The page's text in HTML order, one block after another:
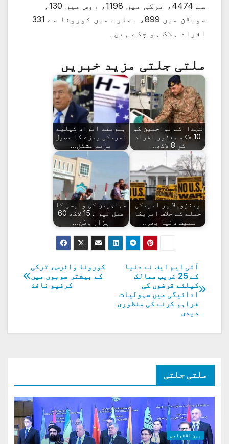
سے 4474، ترکی میں 1198، روس میں 130،
سویڈن میں 899، بھارت میں کورونا سے 331
افراد ہلاک ہو چکے ہیں۔
ملتی جلتی مزید خبریں
شہدا کے لواحقین کو
10 لاکھ معذور افراد
کو 8 لاکھ…
ہنرمند افراد کیلیے
امریکی ویزے کا حصول
مزید مشکل…
وینزویلا پر امریکی
حملے کے خلاف امریکا
سمیت دنیا بھر…
مہاجرین کی واپسی کا
عمل تیز .. 15 لاکھ 60
ہزار وطن…
پوسٹوں
کی
نیویگیشن
کورونا وائرس، ترکی
کے بیشتر صوبوں میں
کرفیو نافذ
آئی ایم ایف نے دنیا
کے 25 غریب ممالک
کیلئے قرضوں کی
ادائیگی میں سہولیات
فراہم کرنے کی منظوری
دیدی
ملتی جلتی
بین الاقوامی